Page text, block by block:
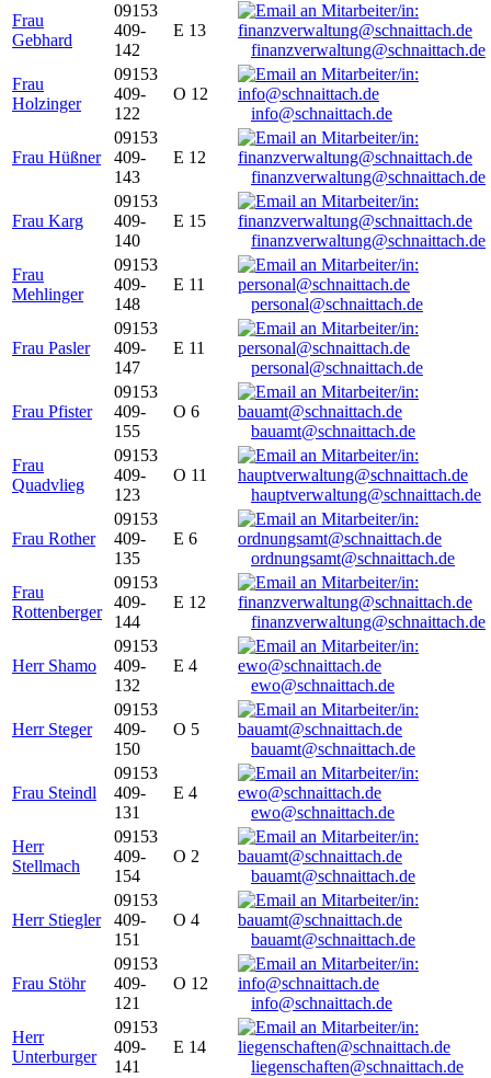
Frau
Gebhard
09153
409-
142
E 13
finanzverwaltung@schnaittach.de
Frau
Holzinger
09153
409-
122
O 12
info@schnaittach.de
Frau Hüßner
09153
409-
143
E 12
finanzverwaltung@schnaittach.de
Frau Karg
09153
409-
140
E 15
finanzverwaltung@schnaittach.de
Frau
Mehlinger
09153
409-
148
E 11
personal@schnaittach.de
Frau Pasler
09153
409-
147
E 11
personal@schnaittach.de
Frau Pfister
09153
409-
155
O 6
bauamt@schnaittach.de
Frau
Quadvlieg
09153
409-
123
O 11
hauptverwaltung@schnaittach.de
Frau Rother
09153
409-
135
E 6
ordnungsamt@schnaittach.de
Frau
Rottenberger
09153
409-
144
E 12
finanzverwaltung@schnaittach.de
Herr Shamo
09153
409-
132
E 4
ewo@schnaittach.de
Herr Steger
09153
409-
150
O 5
bauamt@schnaittach.de
Frau Steindl
09153
409-
131
E 4
ewo@schnaittach.de
Herr
Stellmach
09153
409-
154
O 2
bauamt@schnaittach.de
Herr Stiegler
09153
409-
151
O 4
bauamt@schnaittach.de
Frau Stöhr
09153
409-
121
O 12
info@schnaittach.de
Herr
Unterburger
09153
409-
141
E 14
liegenschaften@schnaittach.de